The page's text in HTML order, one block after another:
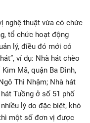
nghệ thuật vừa có chức
tổ chức hoạt động
lý, điều đó mới có
ví dụ: Nhà hát chèo
Mã, quận Ba Đình,
Thì Nhậm; Nhà hát
Tuồng ở số 51 phố
lý do đặc biệt, khó
một số đơn vị được